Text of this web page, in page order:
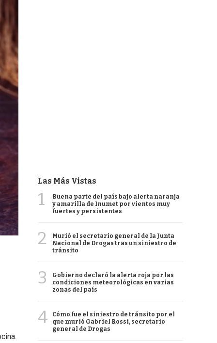
Las Más Vistas
1
Buena parte del país bajo alerta naranja
y amarilla de Inumet por vientos muy
fuertes y persistentes
2
Murió el secretario general de la Junta
Nacional de Drogas tras un siniestro de
tránsito
3
Gobierno declaró la alerta roja por las
condiciones meteorológicas en varias
zonas del país
4
Cómo fue el siniestro de tránsito por el
que murió Gabriel Rossi, secretario
general de Drogas